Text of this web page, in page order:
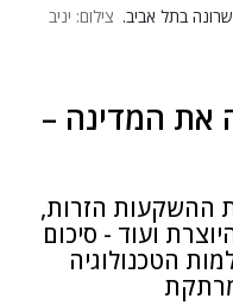
בתל אביב. צילום: יניב
המדינה –
ההשקעות הזרות,
ועוד - סיכום
הטכנולוגיה